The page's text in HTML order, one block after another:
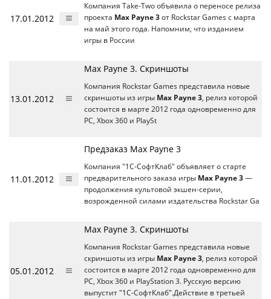
17.01.2012
Компания Take-Two объявила о переносе релиза
проекта Max Payne 3 от Rockstar Games с марта
на май этого года. Напомним, что изданием
игры в России
13.01.2012
Max Payne 3. Скриншоты
Компания Rockstar Games представила новые
скриншоты из игры Max Payne 3, релиз которой
состоится в марте 2012 года одновременно для
РС, Xbox 360 и PlaySt
11.01.2012
Предзаказ Max Payne 3
Компания "1С-СофтКлаб" объявляет о старте
предварительного заказа игры Max Payne 3 —
продолжения культовой экшен-серии,
возрожденной силами издательства Rockstar Ga
05.01.2012
Max Payne 3. Скриншоты
Компания Rockstar Games представила новые
скриншоты из игры Max Payne 3, релиз которой
состоится в марте 2012 года одновременно для
РС, Xbox 360 и PlayStation 3. Русскую версию
выпустит "1С-СофтКлаб".Действие в третьей